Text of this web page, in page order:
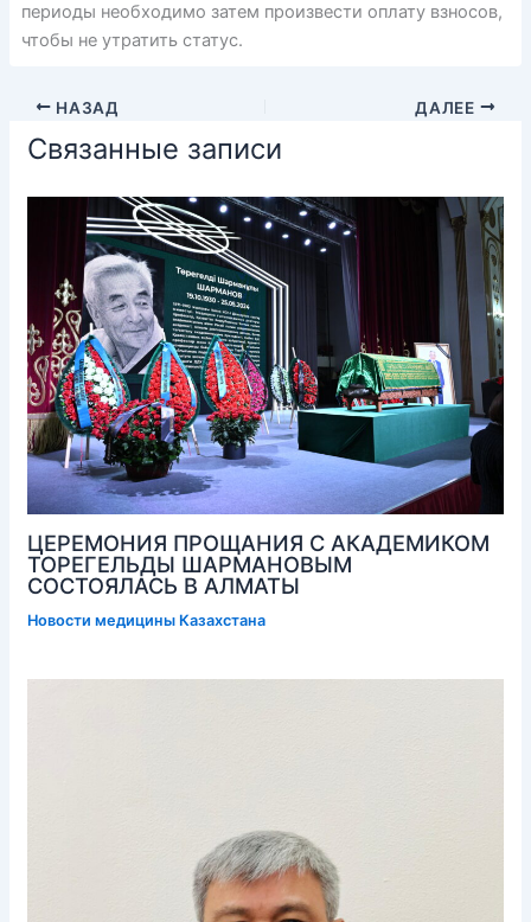
периоды необходимо затем произвести оплату взносов,
чтобы не утратить статус.
НАЗАД ДАЛЕЕ
Связанные записи
ЦЕРЕМОНИЯ ПРОЩАНИЯ С АКАДЕМИКОМ
ТОРЕГЕЛЬДЫ ШАРМАНОВЫМ
СОСТОЯЛАСЬ В АЛМАТЫ
Новости медицины Казахстана